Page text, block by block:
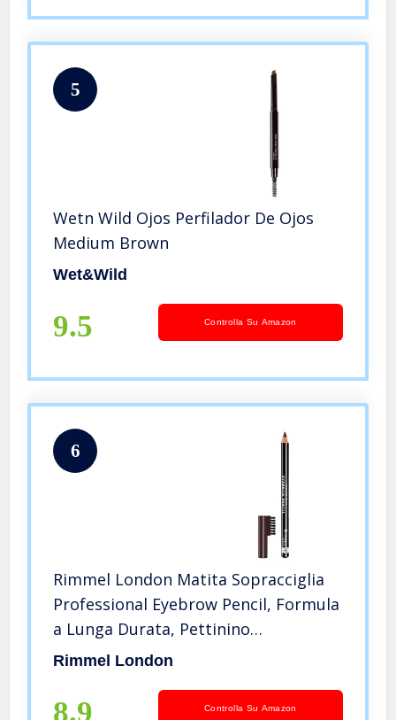
5
Wetn Wild Ojos Perfilador De Ojos
Medium Brown
Wet&Wild
9.5 Controlla Su Amazon
6
Rimmel London Matita Sopracciglia
Professional Eyebrow Pencil, Formula
a Lunga Durata, Pettinino
Incorporato, 001 Dark Brown, 1,4 g
Rimmel London
8.9 Controlla Su Amazon